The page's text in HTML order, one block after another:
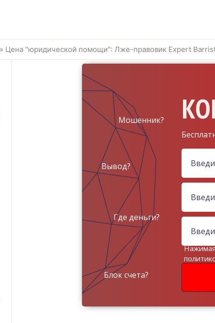
Цена "юридической помощи": Лже-правовик Expert
Мошенник?
Вывод?
Где деньги?
Блок счета?